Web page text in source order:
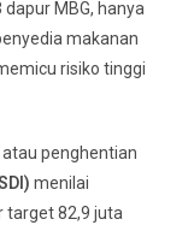
dapur MBG, hanya
makanan
risiko tinggi
atau penghentian
menilai
target 82,9 juta